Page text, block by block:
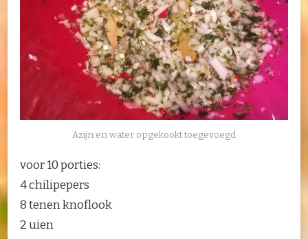
Azijn en water opgekookt toegevoegd
voor 10 porties:
4 chilipepers
8 tenen knoflook
2 uien